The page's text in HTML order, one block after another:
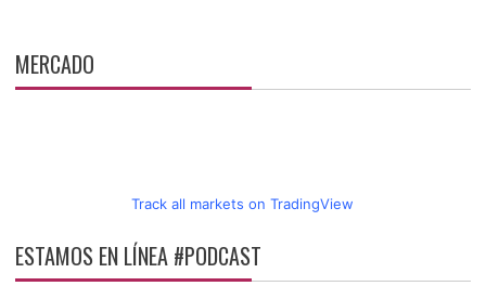
MERCADO
Track all markets on TradingView
ESTAMOS EN LÍNEA #PODCAST